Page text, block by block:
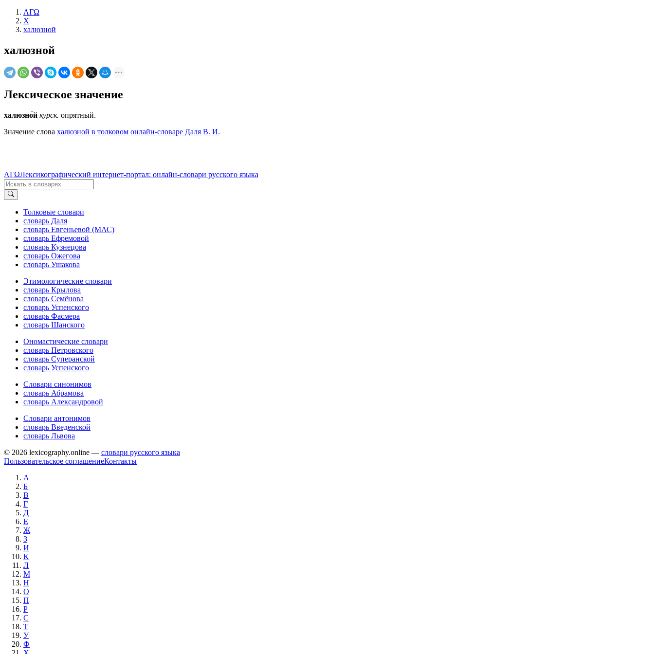
ΛΓΩ
Х
халюзной
халюзной
Лексическое значение
халюзно́й курск. опрятный.
Значение слова халюзной в толковом онлайн-словаре Даля В. И.
ΛΓΩЛексикографический интернет-портал: онлайн-словари русского языка
Толковые словари
словарь Даля
словарь Евгеньевой (МАС)
словарь Ефремовой
словарь Кузнецова
словарь Ожегова
словарь Ушакова
Этимологические словари
словарь Крылова
словарь Семёнова
словарь Успенского
словарь Фасмера
словарь Шанского
Ономастические словари
словарь Петровского
словарь Суперанской
словарь Успенского
Словари синонимов
словарь Абрамова
словарь Александровой
Словари антонимов
словарь Введенской
словарь Львова
© 2026 lexicography.online — словари русского языка
Пользовательское соглашениеКонтакты
А
Б
В
Г
Д
Е
Ж
З
И
К
Л
М
Н
О
П
Р
С
Т
У
Ф